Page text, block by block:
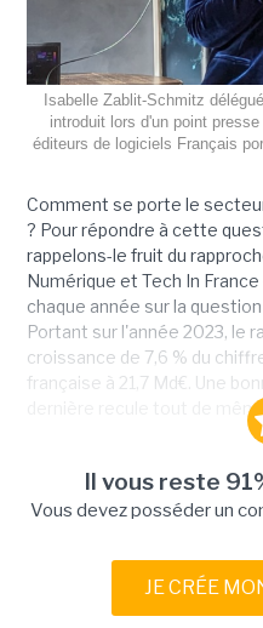
Isabelle Zablit-Schmitz
introduit lors d'un point
éditeurs de logiciels Français
Comment se porte le
? Pour répondre à cette
rappelons-le fruit du
Numérique et Tech In
chaque année sur la
Portant sur l'année 2023, le
croissance de 7,6 % du
française à 21,7 Md€. Une
dernière recule tout de
Il vous reste
Vous devez posséder un
JE CRÉE